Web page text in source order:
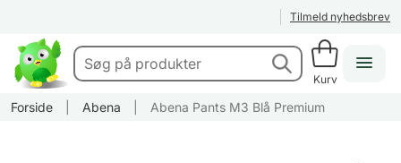
Tilmeld nyhedsbrev
Kurv
Forside Abena Abena Pants M3 Blå Premium